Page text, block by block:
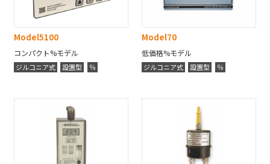
Model5100
コンパクト%モデル
ジルコニア式 設置型 ％
Model70
低価格%モデル
ジルコニア式 設置型 ％